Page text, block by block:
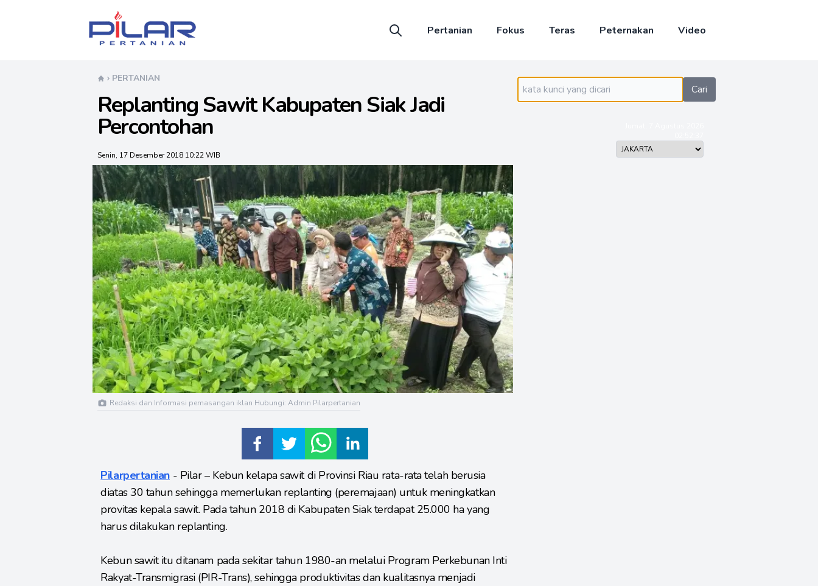
Pilar Pertanian
Pertanian
Fokus Teras Peternakan Video
PERTANIAN
Replanting Sawit Kabupaten Siak Jadi
Percontohan
Senin, 17 Desember 2018 10:22 WIB
Redaksi dan Informasi pemasangan iklan Hubungi: Admin Pilarpertanian
Pilarpertanian - Pilar – Kebun kelapa sawit di Provinsi Riau rata-rata telah berusia
diatas 30 tahun sehingga memerlukan replanting (peremajaan) untuk meningkatkan
provitas kepala sawit. Pada tahun 2018 di Kabupaten Siak terdapat 25.000 ha yang
harus dilakukan replanting.
Kebun sawit itu ditanam pada sekitar tahun 1980-an melalui Program Perkebunan Inti
Rakyat-Transmigrasi (PIR-Trans), sehingga produktivitas dan kualitasnya menjadi
Cari